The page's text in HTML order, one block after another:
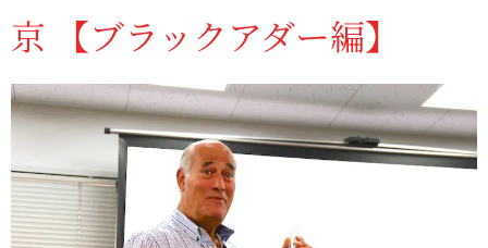
京 【ブラックアダー編】